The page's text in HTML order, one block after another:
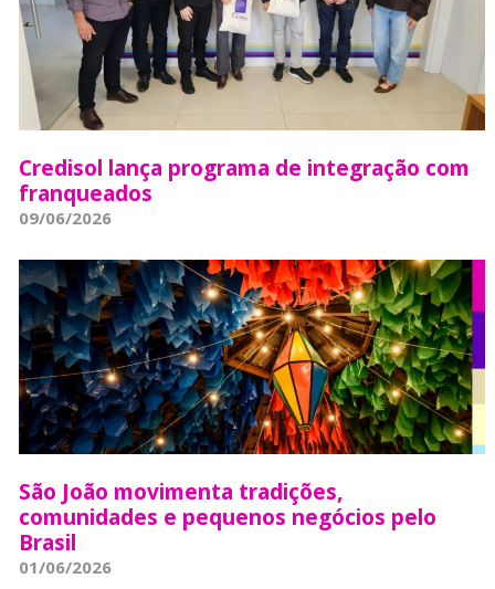
Credisol lança programa de integração com
franqueados
09/06/2026
São João movimenta tradições,
comunidades e pequenos negócios pelo
Brasil
01/06/2026